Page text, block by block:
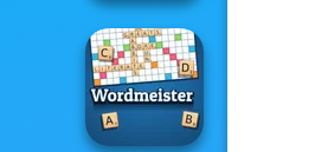
Bouncing Chick